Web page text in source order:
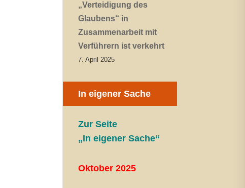
„Verteidigung des
Glaubens“ in
Zusammenarbeit mit
Verführern ist verkehrt
7. April 2025
In eigener Sache
Zur Seite
„In eigener Sache“
Oktober 2025